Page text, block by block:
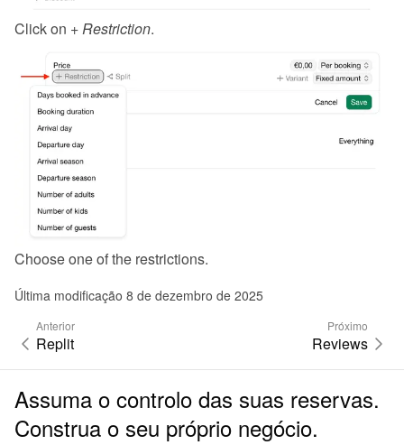
Click on + Restriction.
Choose one of the restrictions.
Última modificação 8 de dezembro de 2025
Anterior
Replit
Próximo
Reviews
Assuma o controlo das suas reservas.
Construa o seu próprio negócio.